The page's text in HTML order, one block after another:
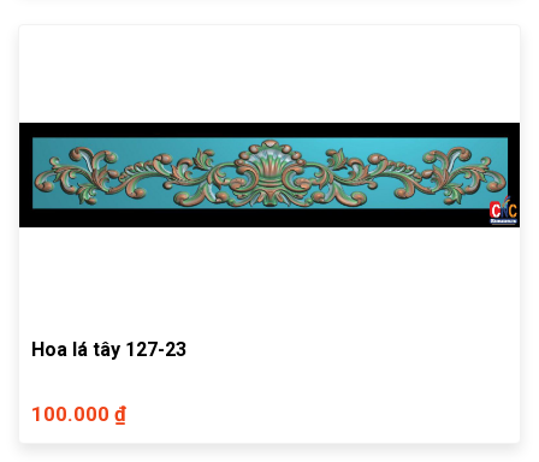
Hoa lá tây 127-23
100.000 ₫